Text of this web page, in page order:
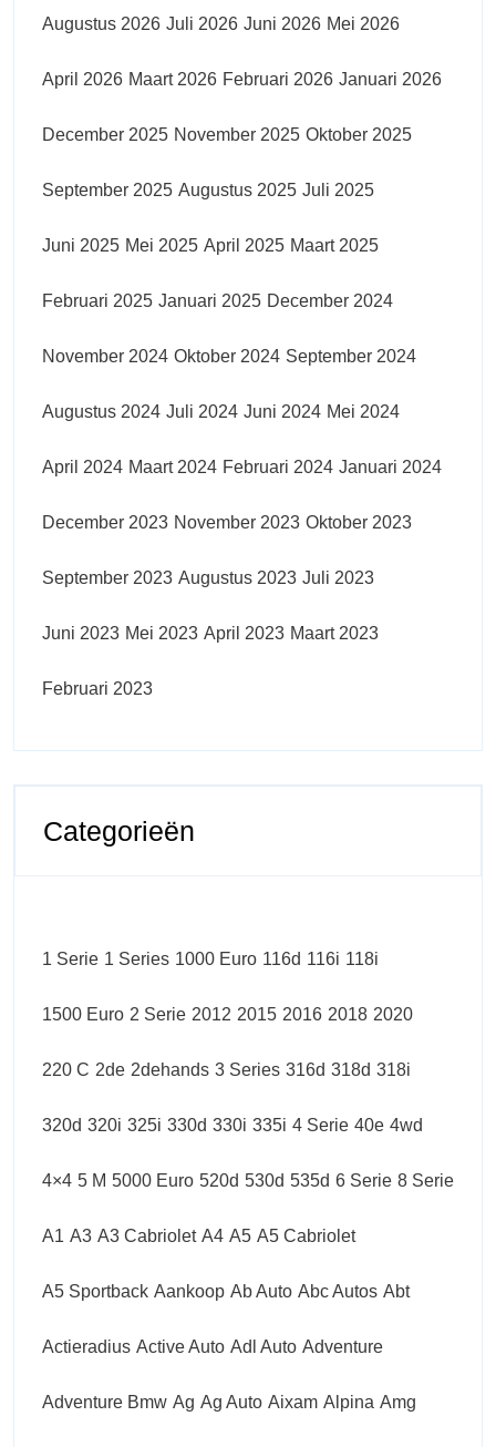
Augustus 2026 Juli 2026 Juni 2026 Mei 2026
April 2026 Maart 2026 Februari 2026 Januari 2026
December 2025 November 2025 Oktober 2025
September 2025 Augustus 2025 Juli 2025
Juni 2025 Mei 2025 April 2025 Maart 2025
Februari 2025 Januari 2025 December 2024
November 2024 Oktober 2024 September 2024
Augustus 2024 Juli 2024 Juni 2024 Mei 2024
April 2024 Maart 2024 Februari 2024 Januari 2024
December 2023 November 2023 Oktober 2023
September 2023 Augustus 2023 Juli 2023
Juni 2023 Mei 2023 April 2023 Maart 2023
Februari 2023
Categorieën
1 Serie 1 Series 1000 Euro 116d 116i 118i
1500 Euro 2 Serie 2012 2015 2016 2018 2020
220 C 2de 2dehands 3 Series 316d 318d 318i
320d 320i 325i 330d 330i 335i 4 Serie 40e 4wd
4×4 5 M 5000 Euro 520d 530d 535d 6 Serie 8 Serie
A1 A3 A3 Cabriolet A4 A5 A5 Cabriolet
A5 Sportback Aankoop Ab Auto Abc Autos Abt
Actieradius Active Auto Adl Auto Adventure
Adventure Bmw Ag Ag Auto Aixam Alpina Amg